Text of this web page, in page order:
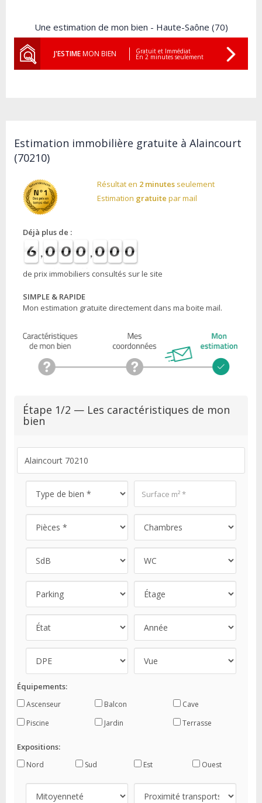
Une estimation de mon bien - Haute-Saône (70)
J'ESTIMEMON BIEN Gratuit et Immédiat
En 2 minutes seulement
Estimation immobilière gratuite à Alaincourt
(70210)
Résultat en 2 minutesseulement
Estimation gratuite par mail
Déjà plus de :
de prix immobiliers consultés sur le site
SIMPLE & RAPIDE
Mon estimation gratuite directement dans ma boite mail.
Étape 1/2 — Les caractéristiques de mon
bien
Équipements:
Ascenseur Balcon
Cave
Piscine
Jardin Terrasse
Expositions:
Nord Sud Est Ouest